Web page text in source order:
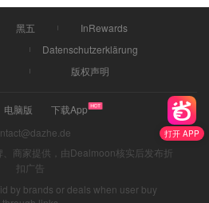
打开 APP
黑五
InRewards
Datenschutzerklärung
版权声明
电脑版
下载App
商家提供，由Dealmoon核实后发布折
扣广告
by brands or deals when user buy